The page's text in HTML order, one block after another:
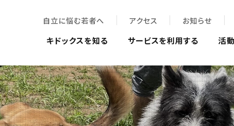
自立に悩む若者へ アクセス お知らせ
キドックスを知る サービスを利用する 活